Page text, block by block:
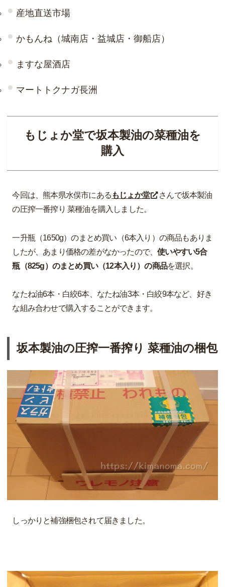
産地直送市場
かもんね（城南店・益城店・御船店）
ますな屋酒店
マートトクナガ長洲
もじょか堂で坂本製油の菜種油を
購入
今回は、熊本県水俣市にある もじょか堂
さんで坂本製油
の圧搾一番搾り 菜種油を購入しました。
一升瓶（1650g）のまとめ買い（6本入り）の商品もありま
したが、あまり価格の差がなかったので、使いやすい5合
瓶（825g）のまとめ買い（12本入り）の商品を選択。
なたね油6本・白絞6本、なたね油3本・白絞9本など、好き
な組み合わせで購入することができます。
坂本製油の圧搾一番搾り 菜種油の梱包
しっかりと補強梱包されて届きました。